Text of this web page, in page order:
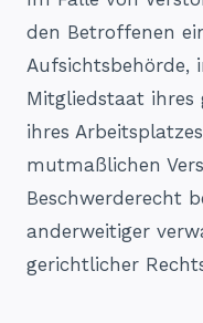
den Betroffenen
Aufsichtsbehörde,
Mitgliedstaat ihres
ihres
mutmaßlichen
Beschwerderecht
anderweitiger
gerichtlicher